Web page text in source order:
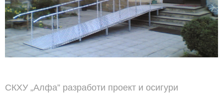
СКХУ „Алфа” разработи проект и осигури